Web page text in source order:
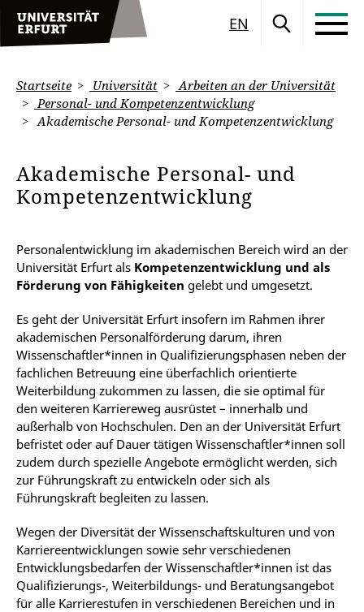
EN
Startseite Universität
Arbeiten an der Universität
Personal- und Kompetenzentwicklung
Akademische Personal- und Kompetenzentwicklung
Akademische Personal- und
Kompetenzentwicklung
Personalentwicklung im akademischen Bereich wird an der
Universität Erfurt als Kompetenzentwicklung und als
Förderung von Fähigkeiten gelebt und umgesetzt.
Es geht der Universität Erfurt insofern im Rahmen ihrer
akademischen Personalförderung darum, ihren
Wissenschaftler*innen in Qualifizierungsphasen neben der
fachlichen Betreuung eine überfachlich orientierte
Weiterbildung zukommen zu lassen, die sie optimal für
den weiteren Karriereweg ausrüstet – innerhalb und
außerhalb von Hochschulen. Den an der Universität Erfurt
befristet oder auf Dauer tätigen Wissenschaftler*innen soll
zudem durch spezielle Angebote ermöglicht werden, sich
zur Führungskraft zu entwickeln oder sich als
Führungskraft begleiten zu lassen.
Wegen der Diversität der Wissenschaftskulturen und von
Karriereentwicklungen sowie sehr verschiedenen
Entwicklungsbedarfen der Wissenschaftler*innen ist das
Qualifizierungs-, Weiterbildungs- und Beratungsangebot
für alle Karrierestufen in verschiedenen Bereichen und in